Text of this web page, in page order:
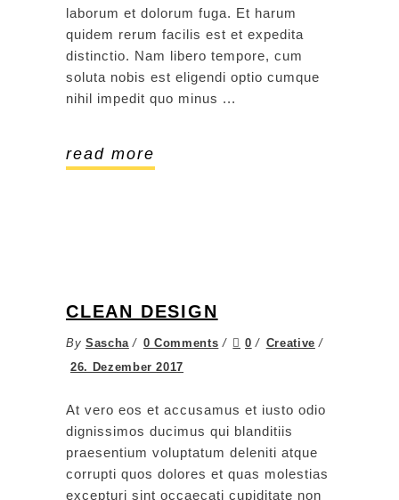
laborum et dolorum fuga. Et harum
quidem rerum facilis est et expedita
distinctio. Nam libero tempore, cum
soluta nobis est eligendi optio cumque
nihil impedit quo minus
read more
CLEAN DESIGN
By Sascha 0 Comments 0
Creative
26. Dezember 2017
At vero eos et accusamus et iusto odio
dignissimos ducimus qui blanditiis
praesentium voluptatum deleniti atque
corrupti quos dolores et quas molestias
excepturi sint occaecati cupiditate non